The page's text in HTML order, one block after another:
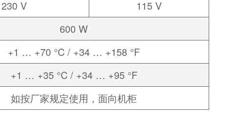
230 V
115 V
600 W
+1 … +70 °C / +34 … +158 °F
+1 … +35 °C / +34 … +95 °F
如按厂家规定使用，面向机柜